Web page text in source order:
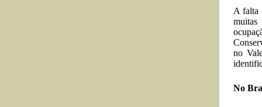
A falta
muitas
no
No